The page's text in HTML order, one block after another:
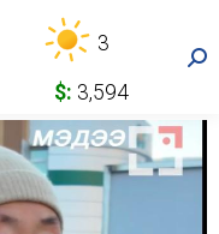
3
$: 3,594